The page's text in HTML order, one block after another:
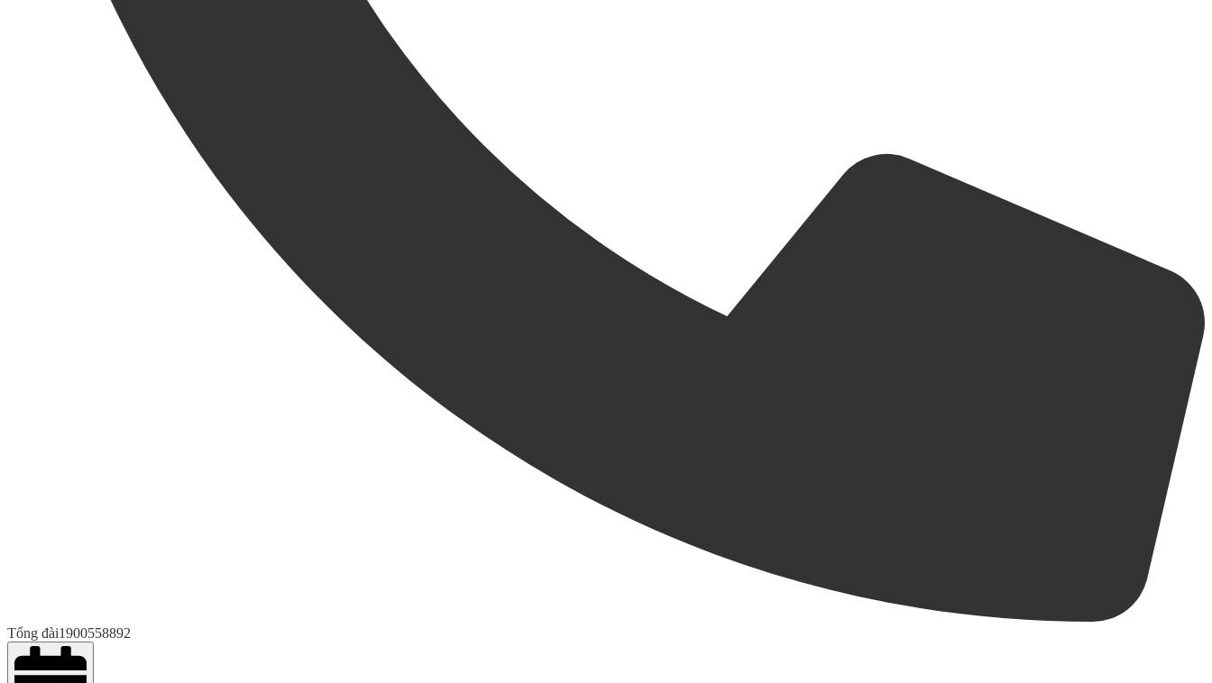
Tổng đài1900558892